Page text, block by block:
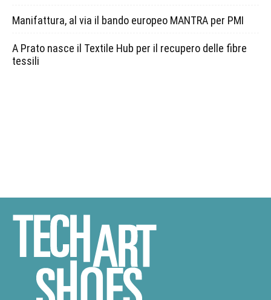
Manifattura, al via il bando europeo MANTRA per PMI
A Prato nasce il Textile Hub per il recupero delle fibre
tessili